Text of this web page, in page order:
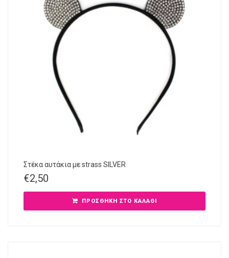
Στέκα αυτάκια με strass SILVER
€2,50
ΠΡΟΣΘΉΚΗ ΣΤΟ ΚΑΛΆΘΙ